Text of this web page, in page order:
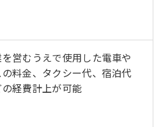
営むうえで使用した電車や
料金、タクシー代、宿泊代
経費計上が可能